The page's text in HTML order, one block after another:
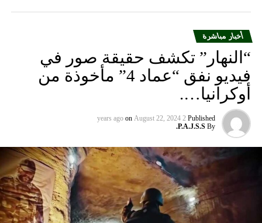
على مائدة المحبة. =========فريد بو فرنسيس تابعوا أخبار
و98.1 و96.2 FM
RELATED TOPICS:
UP
طبّارة لـ «الأنباء»: واشنطن طالبت الحريري بـ «شد
DON'T MISS
رابطة الطلاب: تعليق الاعتصام غدا بعد التواصل مع شعبان
أخبار مباشرة
“النهار” تكشف حقيقة صور في
فيديو نفق “عماد 4” مأخوذة من
أوكرانيا….
Published
2 years ago
on August 22, 2024
By
P.A.J.S.S.